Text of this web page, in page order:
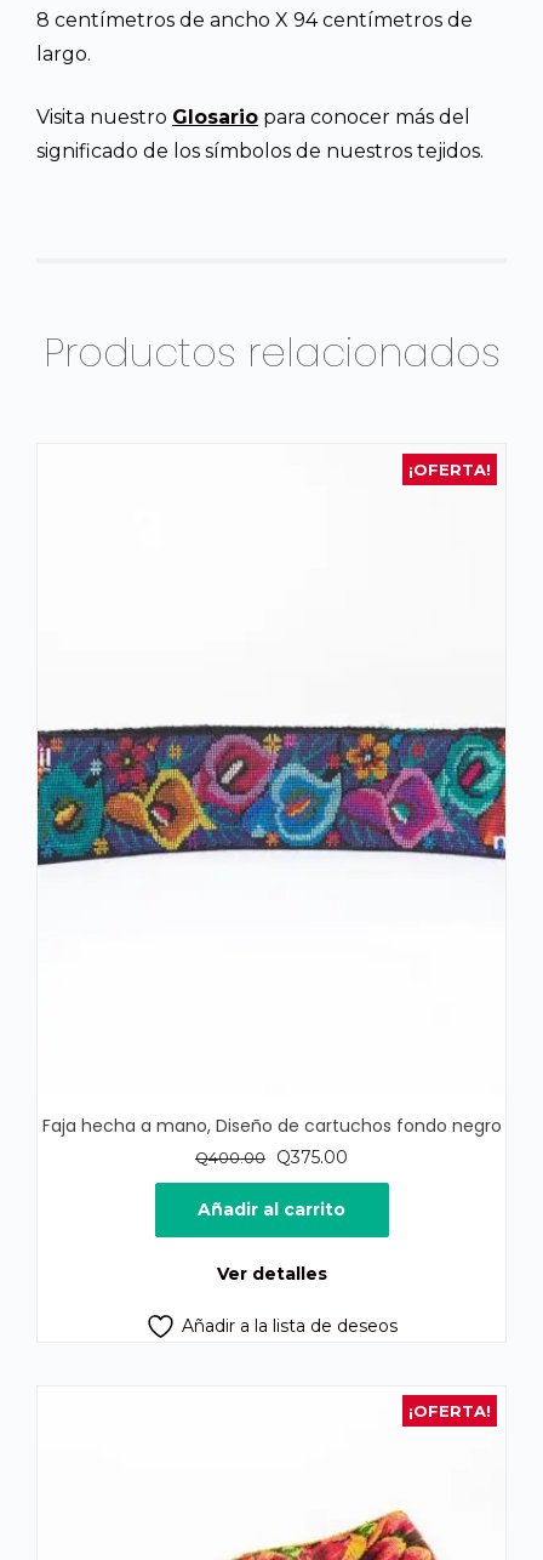
8 centímetros de ancho X 94 centímetros de
largo.
Visita nuestro Glosario para conocer más del
significado de los símbolos de nuestros tejidos.
Productos relacionados
¡OFERTA!
Faja hecha a mano, Diseño de cartuchos fondo negro
Q400.00
El
precio
original
era:
Q375.00
precio
es:
Añadir al carrito
Ver detalles
Añadir a la lista de deseos
¡OFERTA!